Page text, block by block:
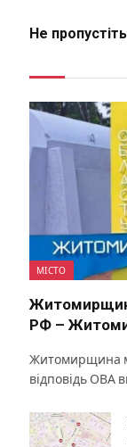
Не пропустіть
МІСТО
РФ –
Житомирщина
відповідь ОВА